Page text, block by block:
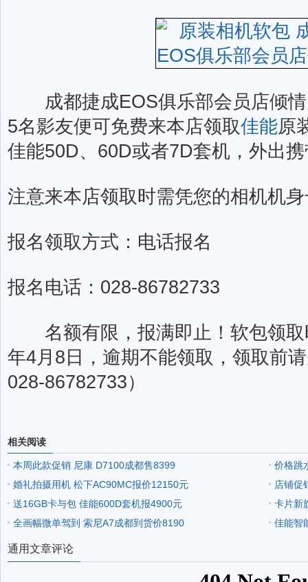
成都捷成EOS俱乐部会员店倾情
5名影友便可免费来本店领取佳能原
佳能50D、60D或者7D套机，外出
注意来本店领取时需凭您的相机机
报名领取方式：电话报名
报名电话：028-86782733
名额有限，报满即止！软包领取
年4月8日，逾期不能领取，领取前
028-86782733）
相关阅读
本周此款促销 尼康 D7100成都售8399
婚礼拍摄用机 松下AC90MC报价12150元
送16GB卡与包 佳能600D套机报4900元
全画幅微单驾到 索尼A7成都到货价8190
价格跳
店铺促
卡片新
佳能智
通用文章评论